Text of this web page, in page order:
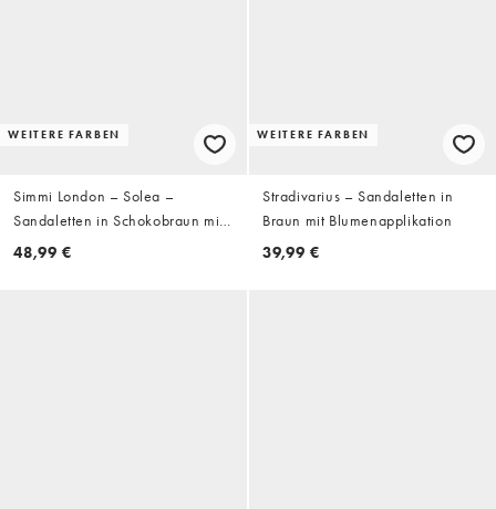
WEITERE FARBEN
Simmi London – Solea –
Sandaletten in Schokobraun mit
Zehensteg und Absatz
48,99 €
WEITERE FARBEN
Stradivarius – Sandaletten in
Braun mit Blumenapplikation
39,99 €